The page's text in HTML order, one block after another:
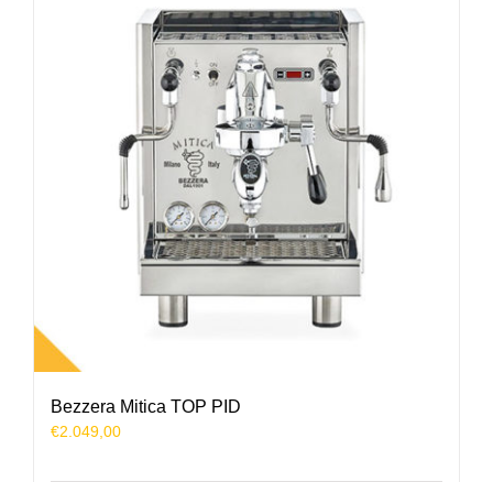
Bezzera Mitica TOP PID
€2.049,00